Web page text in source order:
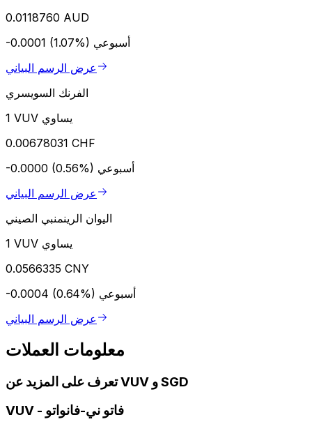
0.0118760 AUD
-0.0001 (1.07%) أسبوعي
عرض الرسم البياني
الفرنك السويسري
1 VUV يساوي
0.00678031 CHF
-0.0000 (0.56%) أسبوعي
عرض الرسم البياني
اليوان الرينمنبي الصيني
1 VUV يساوي
0.0566335 CNY
-0.0004 (0.64%) أسبوعي
عرض الرسم البياني
معلومات العملات
تعرف على المزيد عن VUV و SGD
VUV - فاتو ني-فانواتو